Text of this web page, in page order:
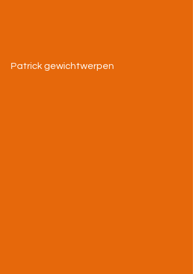
Patrick gewichtwerpen